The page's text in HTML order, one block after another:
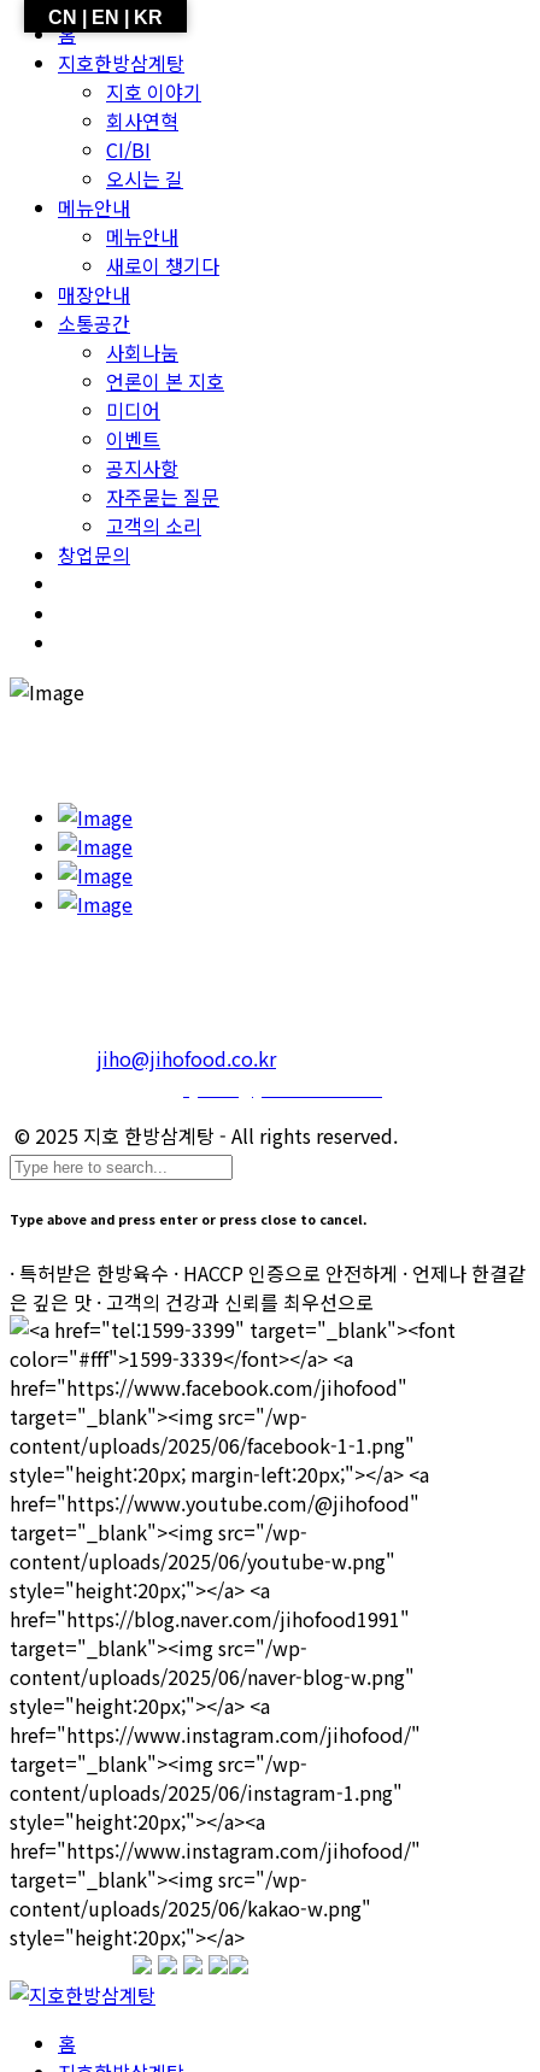
홈
지호한방삼계탕
지호 이야기
회사연혁
CI/BI
오시는 길
메뉴안내
메뉴안내
새로이 챙기다
매장안내
소통공간
사회나눔
언론이 본 지호
미디어
이벤트
공지사항
자주묻는 질문
고객의 소리
창업문의
jiho@jihofood.co.kr
© 2025 지호 한방삼계탕 - All rights reserved.
Type above and press enter or press close to cancel.
· 특허받은 한방육수 · HACCP 인증으로 안전하게 · 언제나 한결같
은 깊은 맛 · 고객의 건강과 신뢰를 최우선으로
홈
CN | EN | KR